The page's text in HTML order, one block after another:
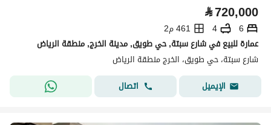
⃁720,000
6
4
461 م2
عمارة للبيع في شارع سبتة, حي طويق, مدينة الخرج, منطقة الرياض
شارع سبتة، حي طويق، الخرج منطقة الرياض
الإيميل
اتصال